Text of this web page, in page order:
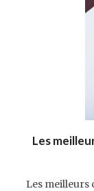
Les
Les meilleurs